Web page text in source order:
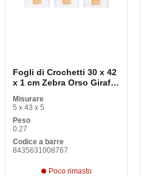
Fogli di Crochetti 30 x 42
x 1 cm Zebra Orso Giraffa
Misurare
5 x 43 x 5
Peso
0.27
Codice a barre
8435631008767
Poco rimasto